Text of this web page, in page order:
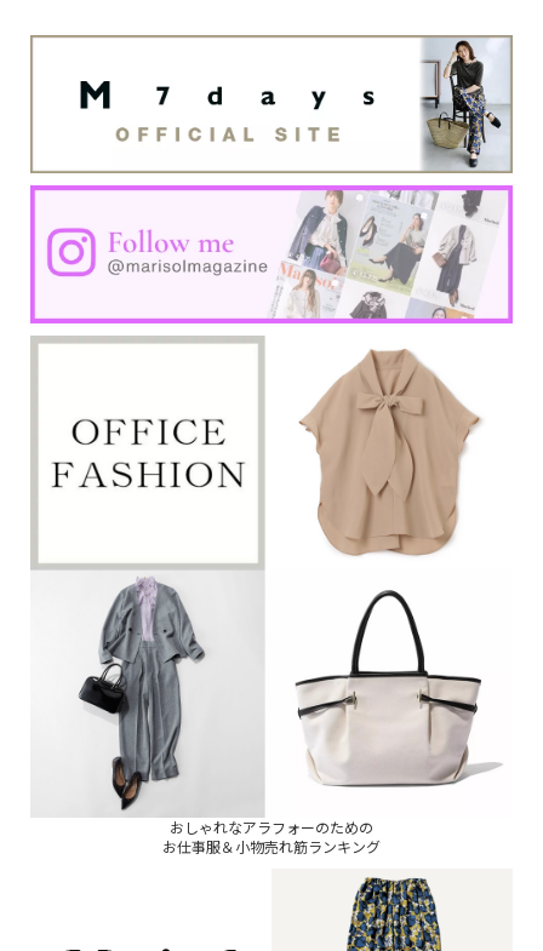
おしゃれなアラフォーのための
お仕事服＆小物売れ筋ランキング